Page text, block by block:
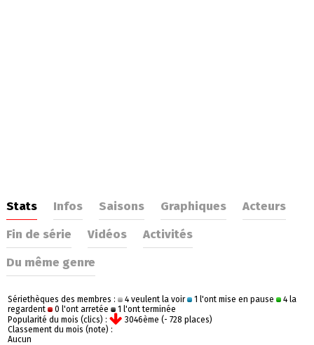
Stats Infos Saisons Graphiques
Acteurs
Fin de série
Vidéos
Activités
Du même genre
Sériethèques des membres : 4 veulent la voir 1 l'ont mise en pause
4 la
regardent
0 l'ont arretée
1 l'ont terminée
Popularité du mois (clics) :
3046ème (- 728 places)
Classement du mois (note) :
Aucun